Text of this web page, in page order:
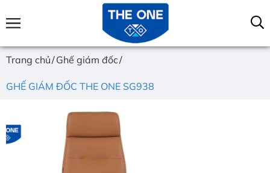
Trang chủ Ghế giám đốc
GHẾ GIÁM ĐỐC THE ONE SG938